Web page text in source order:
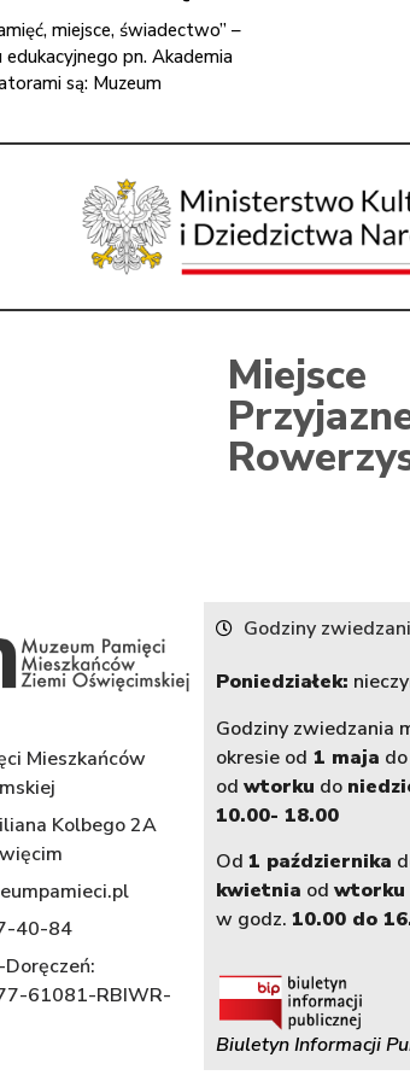
miejsce, świadectwo” –
pn. Akademia
są: Muzeum
Miejsce
Mieszkańców
Kolbego 2A
40-84
61081-RBIWR-
Godziny
Poniedziałek:
Godziny zwiedzania
okresie od 1 maja do
od wtorku do
10.00- 18.00
Od 1 października
kwietnia od wtorku
w godz. 10.00 do
Biuletyn Informacji